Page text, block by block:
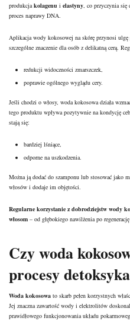
produkcja kolagenu i elastyny , co przyczynia
proces naprawy DNA.
Aplikacja wody kokosowej na skórę przynosi
szczególne znaczenie dla osób z delikatną cerą.
redukcji widoczności zmarszczek,
poprawie ogólnego wyglądu cery.
Jeśli chodzi o włosy, woda kokosowa działa
tego produktu wpływa pozytywnie na kondycję
stają się:
bardziej lśniące,
odporne na uszkodzenia.
Można ją dodać do szamponu lub stosować jako
włosów i dodaje im objętości.
Regularne korzystanie z dobrodziejstw wody
włosom – od głębokiego nawilżenia po
Czy woda
procesy
Woda kokosowa to skarb pełen korzystnych
Jej znaczna zawartość wody i elektrolitów
prawidłowego funkcjonowania układu